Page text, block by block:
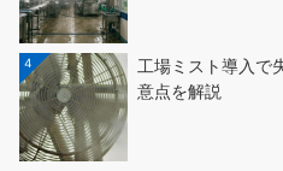
4
工場ミスト導入で
意点を解説